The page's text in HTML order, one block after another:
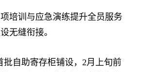
培训与应急演练提升全员服务
无缝衔接。
自助寄存柜铺设，2月上旬前